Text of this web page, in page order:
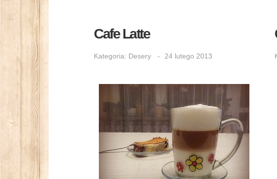
Cafe Latte
Kategoria: Desery 24 lutego 2013